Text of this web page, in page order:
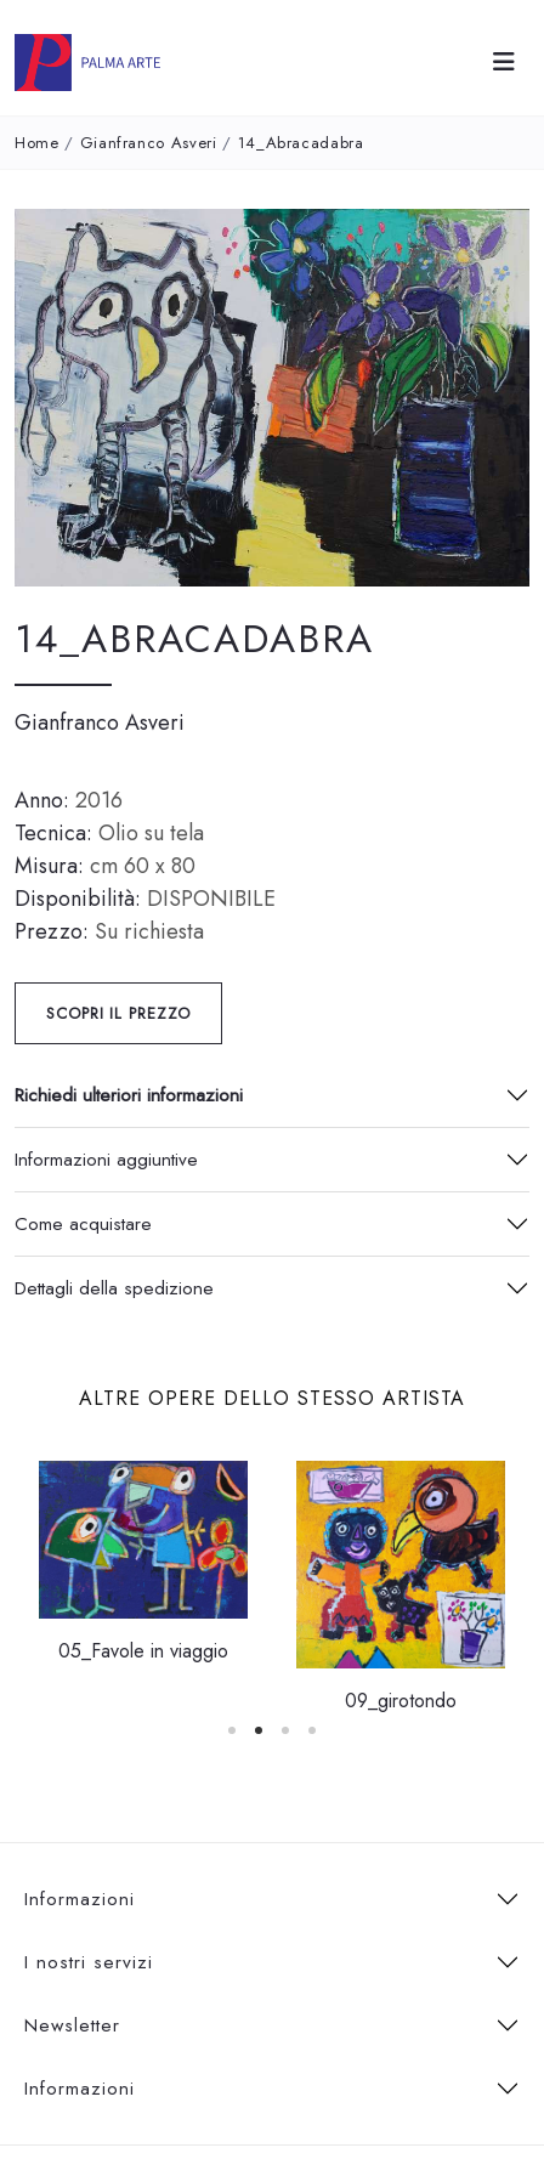
Home / Gianfranco Asveri / 14_Abracadabra
14_ABRACADABRA
Gianfranco Asveri
Anno: 2016
Tecnica: Olio su tela
Misura: cm 60 x 80
Disponibilità: DISPONIBILE
Prezzo: Su richiesta
SCOPRI IL PREZZO
Richiedi ulteriori informazioni
Informazioni aggiuntive
Come acquistare
Dettagli della spedizione
ALTRE OPERE DELLO STESSO ARTISTA
05_Favole in viaggio
09_girotondo
Informazioni
I nostri servizi
Newsletter
Informazioni